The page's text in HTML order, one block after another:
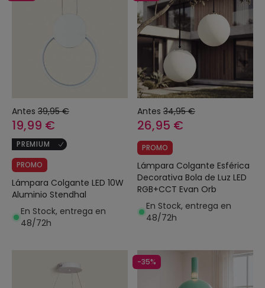
Antes 39,95 €
19,99 €
PREMIUM
PROMO
Lámpara Colgante LED 10W
Aluminio Stendhal
En Stock, entrega en
48/72h
Antes 34,95 €
26,95 €
PROMO
Lámpara Colgante Esférica
Decorativa Bola de Luz LED
RGB+CCT Evan Orb
En Stock, entrega en
48/72h
-35%